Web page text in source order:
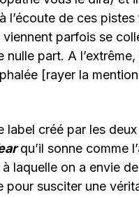
de ces
parfois se
part. A
[rayer la
label créé par les
qu’il sonne comme
laquelle on a envie
pour susciter une